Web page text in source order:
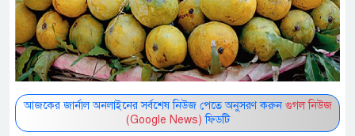
আজকের জার্নাল অনলাইনের সর্বশেষ নিউজ পেতে অনুসরণ করুন গুগল নিউজ
(Google News) ফিডটি